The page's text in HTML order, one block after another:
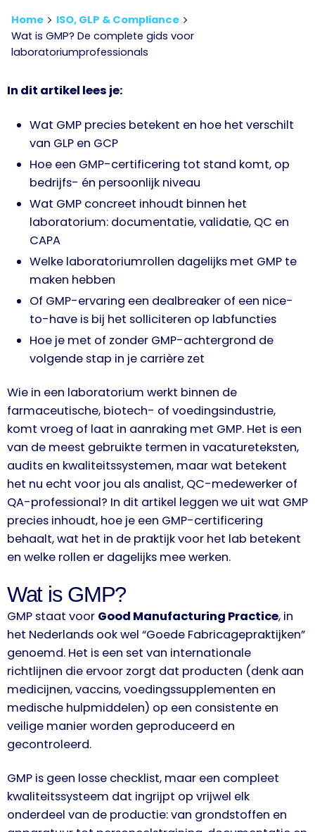
Home
ISO, GLP & Compliance
Wat is GMP? De complete gids voor
laboratoriumprofessionals
In dit artikel lees je:
Wat GMP precies betekent en hoe het verschilt
van GLP en GCP
Hoe een GMP-certificering tot stand komt, op
bedrijfs- én persoonlijk niveau
Wat GMP concreet inhoudt binnen het
laboratorium: documentatie, validatie, QC en
CAPA
Welke laboratoriumrollen dagelijks met GMP te
maken hebben
Of GMP-ervaring een dealbreaker of een nice-
to-have is bij het solliciteren op labfuncties
Hoe je met of zonder GMP-achtergrond de
volgende stap in je carrière zet
Wie in een laboratorium werkt binnen de
farmaceutische, biotech- of voedingsindustrie,
komt vroeg of laat in aanraking met GMP. Het is een
van de meest gebruikte termen in vacatureteksten,
audits en kwaliteitssystemen, maar wat betekent
het nu echt voor jou als analist, QC-medewerker of
QA-professional? In dit artikel leggen we uit wat GMP
precies inhoudt, hoe je een GMP-certificering
behaalt, wat het in de praktijk voor het lab betekent
en welke rollen er dagelijks mee werken.
Wat is GMP?
GMP staat voor Good Manufacturing Practice, in
het Nederlands ook wel “Goede Fabricagepraktijken”
genoemd. Het is een set van internationale
richtlijnen die ervoor zorgt dat producten (denk aan
medicijnen, vaccins, voedingssupplementen en
medische hulpmiddelen) op een consistente en
veilige manier worden geproduceerd en
gecontroleerd.
GMP is geen losse checklist, maar een compleet
kwaliteitssysteem dat ingrijpt op vrijwel elk
onderdeel van de productie: van grondstoffen en